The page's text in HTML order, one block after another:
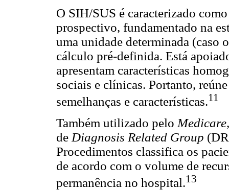
O SIH/SUS é caracterizado
prospectivo, fundamentado na
uma unidade determinada (caso
cálculo pré-definida. Está
apresentam características
sociais e clínicas. Portanto,
semelhanças e características.11
Também utilizado pelo Medicare
de Diagnosis Related Group
Procedimentos classifica os
de acordo com o volume de
permanência no hospital.13